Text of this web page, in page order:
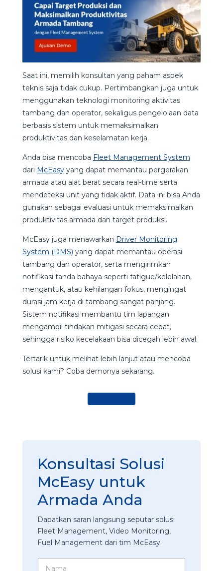
Saat ini, memilih konsultan yang paham aspek
teknis saja tidak cukup. Pertimbangkan juga untuk
menggunakan teknologi monitoring aktivitas
tambang dan operator, sekaligus pengelolaan data
berbasis sistem untuk memaksimalkan
produktivitas dan keselamatan kerja.
Anda bisa mencoba Fleet Management System
dari McEasyyang dapat memantau pergerakan
armada atau alat berat secara real-time serta
mendeteksi unit yang tidak aktif. Data ini bisa Anda
gunakan sebagai evaluasi untuk memaksimalkan
produktivitas armada dan target produksi.
McEasy juga menawarkan Driver Monitoring
System (DMS) yang dapat memantau operasi
tambang dan operator, serta mengirimkan
notifikasi tanda bahaya seperti fatigue/kelelahan,
mengantuk, atau kehilangan fokus, mengingat
durasi jam kerja di tambang sangat panjang.
Sistem notifikasi membantu tim lapangan
mengambil tindakan mitigasi secara cepat,
sehingga risiko kecelakaan bisa dicegah lebih awal.
Tertarik untuk melihat lebih lanjut atau mencoba
solusi kami? Coba demonya sekarang.
Konsultasi Solusi
McEasy untuk
Armada Anda
Dapatkan saran langsung seputar solusi
Fleet Management, Video Monitoring,
Fuel Management dari tim McEasy.
N